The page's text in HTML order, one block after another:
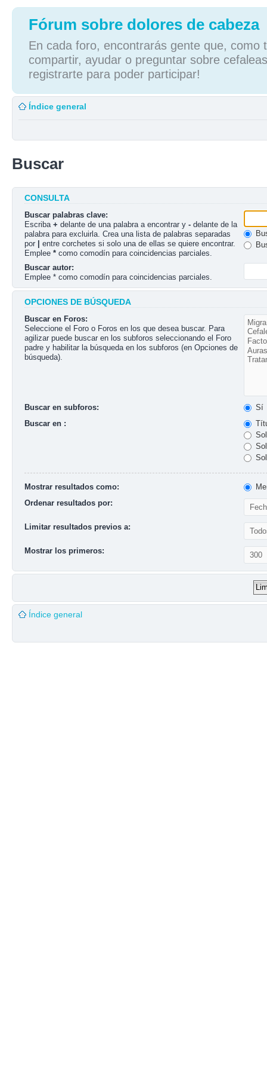
Fórum sobre dolores de cabeza
En cada foro, encontrarás gente que, como
compartir, ayudar o preguntar sobre
registrarte para poder participar!
Índice general
Buscar
CONSULTA
Buscar palabras clave:
Escriba + delante de una palabra a encontrar y - delante de la
palabra para excluirla. Crea una lista de palabras separadas
por
entre corchetes si solo una de ellas se quiere encontrar.
Emplee * como comodín para coincidencias parciales.
Buscar autor:
Emplee * como comodín para coincidencias parciales.
OPCIONES DE BÚSQUEDA
Buscar en Foros:
Seleccione el Foro o Foros en los que desea buscar. Para
agilizar puede buscar en los subforos seleccionando el Foro
padre y habilitar la búsqueda en los subforos (en Opciones de
búsqueda).
Buscar en subforos:
Sí
Buscar en :
Mostrar resultados como:
Ordenar resultados por:
Limitar resultados previos a:
Mostrar los primeros:
Índice general